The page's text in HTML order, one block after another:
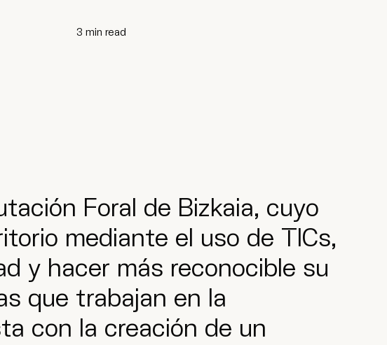
3 min read
Foral de Bizkaia, cuyo
mediante el uso de TICs,
y hacer más reconocible su
que trabajan en la
con la creación de un